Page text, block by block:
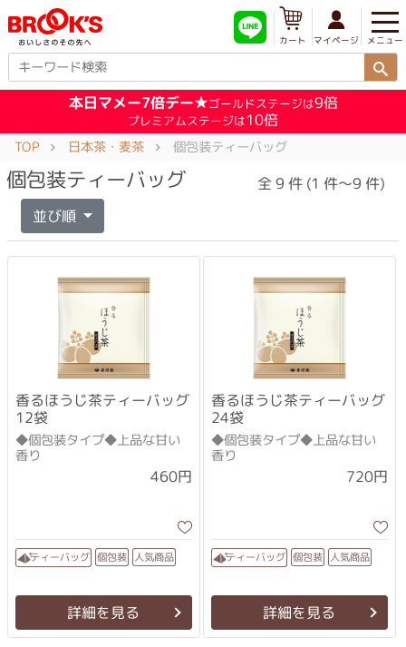
メニュー
マイページ
カート
本日マメー7倍デー★ゴールドステージは9倍
プレミアムステージは10倍
TOP 日本茶・麦茶 個包装ティーバッグ
個包装ティーバッグ 全 9 件 (1 件～9 件)
並び順
香るほうじ茶ティーバッグ
12袋
◆個包装タイプ◆上品な甘い
香り
460円
ティーバッグ 個包装 人気商品
詳細を見る
香るほうじ茶ティーバッグ
24袋
◆個包装タイプ◆上品な甘い
香り
720円
ティーバッグ 個包装 人気商品
詳細を見る